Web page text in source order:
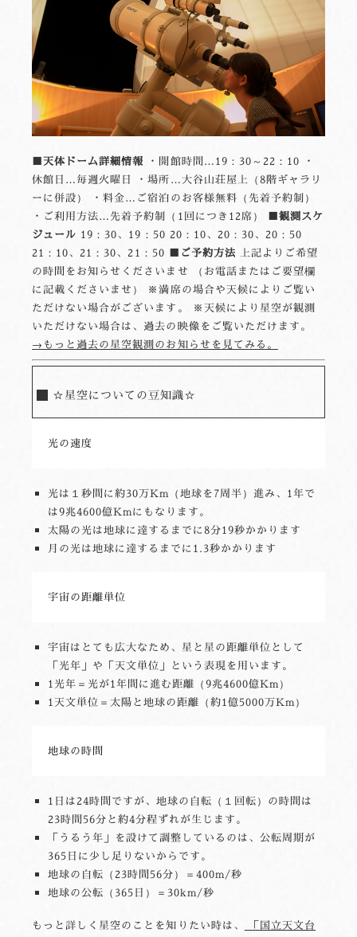
■天体ドーム詳細情報 ・開館時間…19：30～22：10 ・
休館日…毎週火曜日 ・場所…大谷山荘屋上（8階ギャラリ
ーに併設） ・料金…ご宿泊のお客様無料（先着予約制）
・ご利用方法…先着予約制（1回につき12席） ■観測スケ
ジュール 19：30、19：50 20：10、20：30、20：50
21：10、21：30、21：50 ■ご予約方法 上記よりご希望
の時間をお知らせくださいませ （お電話またはご要望欄
に記載くださいませ） ※満席の場合や天候によりご覧い
ただけない場合がございます。 ※天候により星空が観測
いただけない場合は、過去の映像をご覧いただけます。
→もっと過去の星空観測のお知らせを見てみる。
☆星空についての豆知識☆
光の速度
光は１秒間に約30万Km（地球を7周半）進み、1年で
は9兆4600億Kmにもなります。
太陽の光は地球に達するまでに8分19秒かかります
月の光は地球に達するまでに1.3秒かかります
宇宙の距離単位
宇宙はとても広大なため、星と星の距離単位として
「光年」や「天文単位」という表現を用います。
1光年＝光が1年間に進む距離（9兆4600億Km）
1天文単位＝太陽と地球の距離（約1億5000万Km）
地球の時間
1日は24時間ですが、地球の自転（１回転）の時間は
23時間56分と約4分程ずれが生じます。
「うるう年」を設けて調整しているのは、公転周期が
365日に少し足りないからです。
地球の自転（23時間56分）＝400m/秒
地球の公転（365日）＝30km/秒
もっと詳しく星空のことを知りたい時は、
「国立天文台